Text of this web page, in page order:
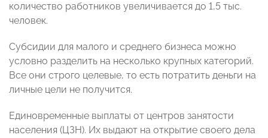
количество работников увеличивается до 1,5 тыс.
человек.
Субсидии для малого и среднего бизнеса можно
условно разделить на несколько крупных категорий.
Все они строго целевые, то есть потратить деньги на
личные цели не получится.
Единовременные выплаты от центров занятости
населения (ЦЗН). Их выдают на открытие своего дела